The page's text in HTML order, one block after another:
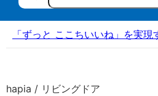
「ずっと ここちいいね」を実
hapia / リビングドア